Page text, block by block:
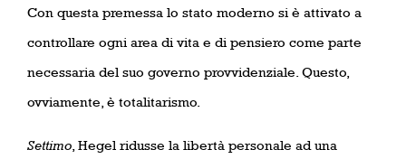
Con questa premessa lo stato moderno si è attivato a
controllare ogni area di vita e di pensiero come parte
necessaria del suo governo provvidenziale. Questo,
ovviamente, è totalitarismo.
Settimo , Hegel ridusse la libertà personale ad una